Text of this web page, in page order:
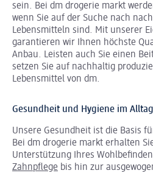
sein. Bei dm drogerie markt
wenn Sie auf der Suche nach
Lebensmitteln sind. Mit unserer
garantieren wir Ihnen höchste
Anbau. Leisten auch Sie einen
setzen Sie auf nachhaltig
Lebensmittel von dm.
Gesundheit und Hygiene im Alltag
Unsere Gesundheit ist die Basis
Bei dm drogerie markt erhalten
Unterstützung Ihres
Zahnpflege bis hin zur